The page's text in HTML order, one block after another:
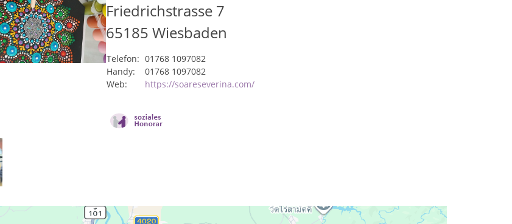
Friedrichstrasse 7
65185 Wiesbaden
Telefon: 01768 1097082
Handy:
01768 1097082
Web:
https://soareseverina.com/